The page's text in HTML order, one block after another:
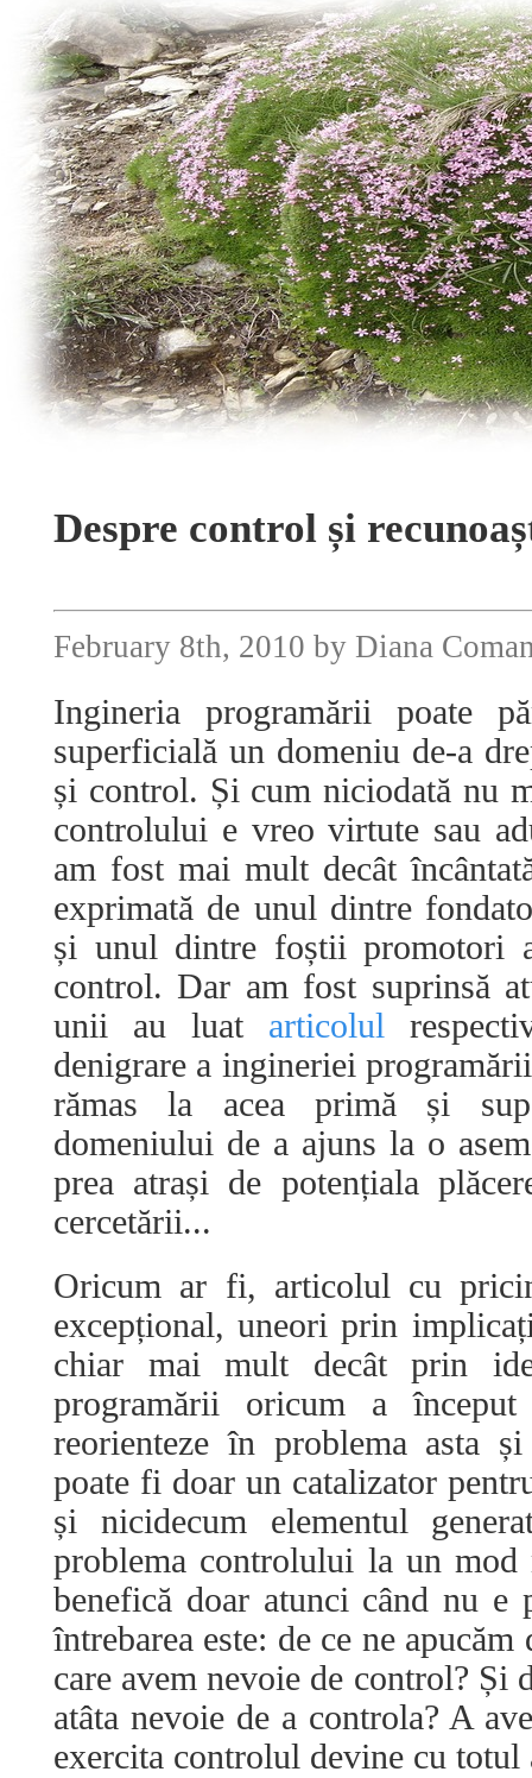
Despre control și
February 8th, 2010 by Diana
Ingineria programării poate
superficială un domeniu de-a
și control. Și cum niciodată nu
controlului e vreo virtute sau
am fost mai mult decât
exprimată de unul dintre
și unul dintre foștii promotori
control. Dar am fost suprinsă
unii au luatarticolul
denigrare a ingineriei
rămas la acea primă și
domeniului de a ajuns la o
prea atrași de potențiala
cercetării...
Oricum ar fi, articolul cu
excepțional, uneori prin
chiar mai mult decât prin
programării oricum a
reorienteze în problema asta
poate fi doar un catalizator
și nicidecum elementul
problema controlului la un mod
benefică doar atunci când nu e
întrebarea este: de ce ne
care avem nevoie de control? Și
atâta nevoie de a controla? A
exercita controlul devine cu totul